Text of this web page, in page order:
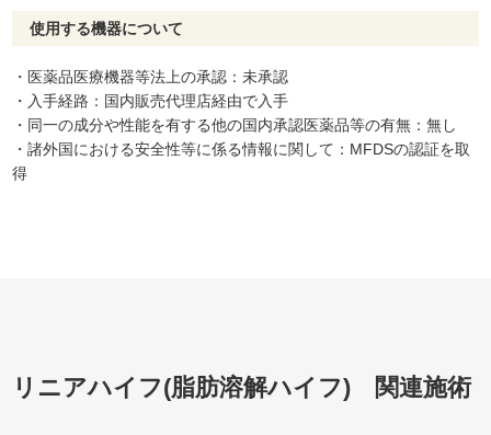
使用する機器について
・医薬品医療機器等法上の承認：未承認
・入手経路：国内販売代理店経由で入手
・同一の成分や性能を有する他の国内承認医薬品等の有無：無し
・諸外国における安全性等に係る情報に関して：MFDSの認証を取
得
リニアハイフ(脂肪溶解ハイフ) 関連施術